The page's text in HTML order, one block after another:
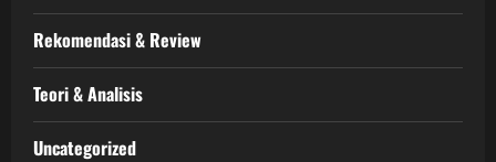
Rekomendasi & Review
Teori & Analisis
Uncategorized